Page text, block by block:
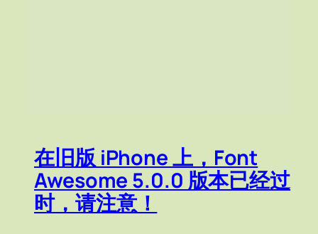
在旧版 iPhone 上，Font
Awesome 5.0.0 版本已经过
时，请注意！